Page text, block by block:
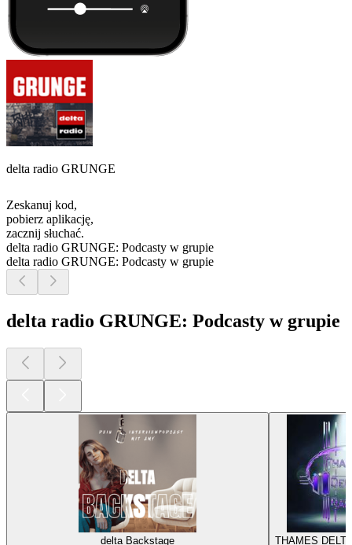
delta radio GRUNGE
Zeskanuj kod,
pobierz aplikację,
zacznij słuchać.
delta radio GRUNGE: Podcasty w grupie
delta radio GRUNGE: Podcasty w grupie
delta radio GRUNGE: Podcasty w grupie
delta Backstage THAMES